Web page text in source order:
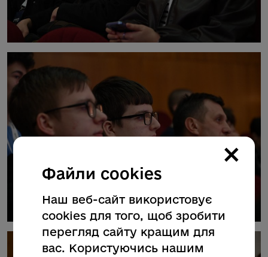
×
Файли cookies
Наш веб-сайт використовує
cookies для того, щоб зробити
перегляд сайту кращим для
вас. Користуючись нашим